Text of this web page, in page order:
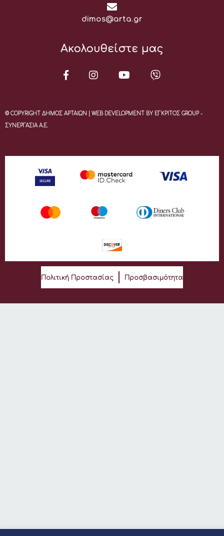
Email:
dimos@arta.gr
Ακολουθείστε μας
© COPYRIGHT ΔΗΜΟΣ ΑΡΤΑΙΩΝ | WEB DEVELOPMENT BY ΕΓΚΡΙΤΟΣ GROUP -
ΣΥΝΕΡΓΑΣΙΑ Α.Ε.
Πολιτική Προστασίας Προσβασιμότητα